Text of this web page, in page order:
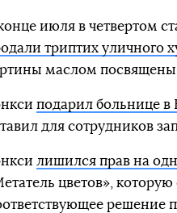
июля в четвертом
триптих уличного
маслом
подарил больнице в
для сотрудников
лишился прав на
цветов»,
решение